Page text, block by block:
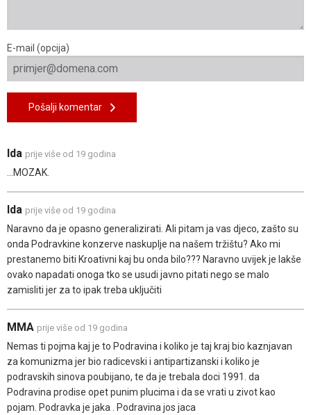
E-mail (opcija)
Pošalji komentar
Ida prije više od 19 godina
...MOZAK.
Ida prije više od 19 godina
Naravno da je opasno generalizirati. Ali pitam ja vas djeco, zašto su
onda Podravkine konzerve naskuplje na našem tržištu? Ako mi
prestanemo biti Kroativni kaj bu onda bilo??? Naravno uvijek je lakše
ovako napadati onoga tko se usudi javno pitati nego se malo
zamisliti jer za to ipak treba uključiti
MMA prije više od 19 godina
Nemas ti pojma kaj je to Podravina i koliko je taj kraj bio kaznjavan
za komunizma jer bio radicevski i antipartizanski i koliko je
podravskih sinova poubijano, te da je trebala doci 1991. da
Podravina prodise opet punim plucima i da se vrati u zivot kao
pojam. Podravka je jaka . Podravina jos jaca